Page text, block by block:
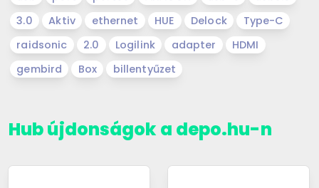
3.0
Aktiv ethernet HUE Delock
Type-C
raidsonic
2.0 Logilink adapter
HDMI
gembird
Box billentyűzet
Hub újdonságok a depo.hu-n